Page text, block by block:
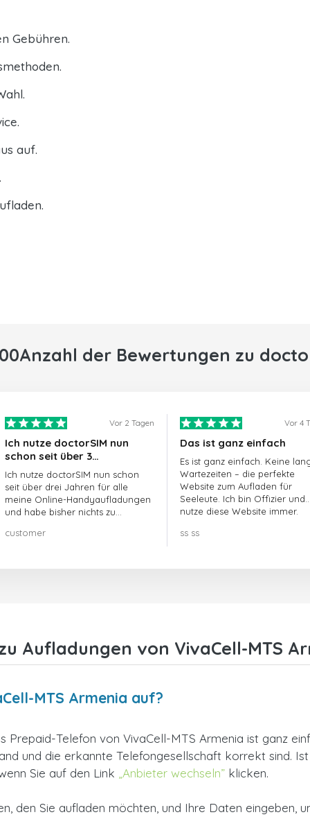
Gebühren.
auf.
der Bewertungen zu
Vor 2 Tagen
Ich nutze doctorSIM nun
schon seit über 3…
Ich nutze doctorSIM nun schon
seit über drei Jahren für alle
meine Online-Handyaufladungen
und habe bisher nichts zu
empfehlen!!!
customer
Vor 4
Das ist ganz einfach
Es ist ganz einfach. Keine
Wartezeiten – die perfekte
Website zum Aufladen für
Seeleute. Ich bin Offizier und
nutze diese Website immer.
ss ss
Aufladungen von VivaCell-MTS
MTS Armenia auf?
Telefon von VivaCell-MTS Armenia ist ganz
und die erkannte Telefongesellschaft korrekt sind.
Sie auf den Link
„Anbieter wechseln” klicken.
den Sie aufladen möchten, und Ihre Daten eingeben,